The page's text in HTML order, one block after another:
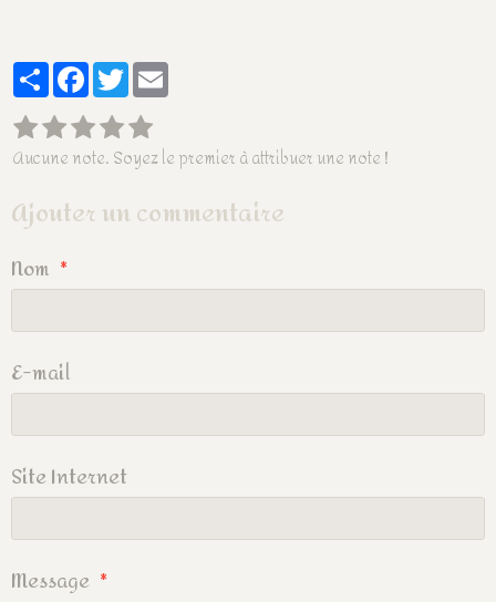
PartagerFacebook
Twitter
Aucune note. Soyez le premier à attribuer une note !
Ajouter un commentaire
Nom
E-mail
Site Internet
Message